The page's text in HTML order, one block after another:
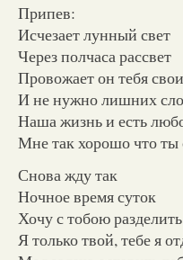
Припев:
Исчезает лунный свет
Через полчаса рассвет
Провожает он тебя
И не нужно лишних
Наша жизнь и есть
Мне так хорошо что
Снова жду так
Ночное время суток
Хочу с тобою
Я только твой, тебе я